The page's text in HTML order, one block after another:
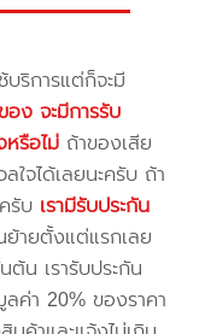
ริการแต่ก็จะมี
อง จะมีการรับ
หรือไม่ ถ้าของเสีย
ใจได้เลยนะครับ ถ้า
รับ เรามีรับประกัน
ย้ายตั้งแต่แรกเลย
ต้น เรารับประกัน
ค่า 20% ของราคา